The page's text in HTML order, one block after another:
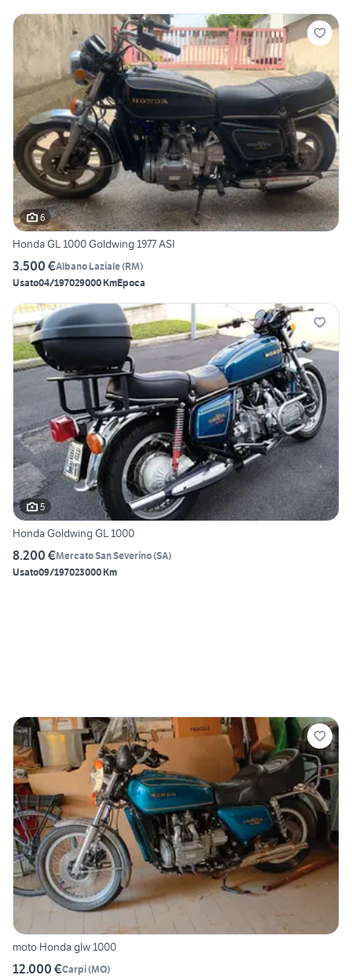
6
Honda GL 1000 Goldwing 1977 ASI
3.500 €Albano Laziale(RM)
Usato04/197029000 KmEpoca
5
Honda Goldwing GL 1000
8.200 €Mercato San Severino(SA)
Usato09/197023000 Km
moto Honda glw 1000
12.000 €Carpi(MO)